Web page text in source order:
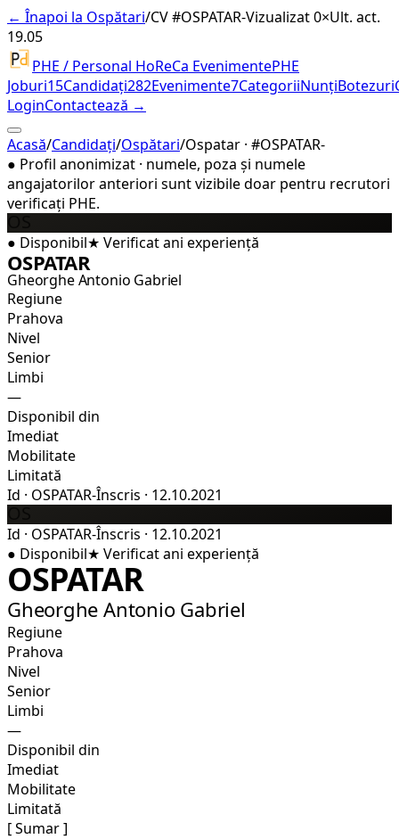
← Înapoi la Ospătari/CV #OSPATAR-Vizualizat 0×Ult. act.
19.05
PHE / Personal HoReCa EvenimentePHE
Joburi15Candidați282Evenimente7CategoriiNunțiBotezuri
LoginContactează →
Acasă/Candidați/Ospătari/Ospatar · #OSPATAR-
● Profil anonimizat · numele, poza și numele
angajatorilor anteriori sunt vizibile doar pentru recrutori
verificați PHE.
● Disponibil★ Verificatani experiență
OSPATAR
Gheorghe Antonio Gabriel
Regiune
Prahova
Nivel
Senior
Limbi
—
Disponibil din
Imediat
Mobilitate
Limitată
Id · OSPATAR-Înscris · 12.10.2021
Id · OSPATAR-Înscris · 12.10.2021
● Disponibil★ Verificatani experiență
OSPATAR
Gheorghe Antonio Gabriel
Regiune
Prahova
Nivel
Senior
Limbi
—
Disponibil din
Imediat
Mobilitate
Limitată
[ Sumar ]